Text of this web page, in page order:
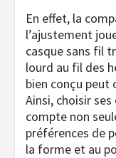
En effet, la
l’ajustement
casque sans fil
lourd au fil des
bien conçu peut
Ainsi, choisir
compte non
préférences de
la forme et au